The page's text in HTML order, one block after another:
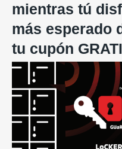
mientras tú
más esperado
tu cupón